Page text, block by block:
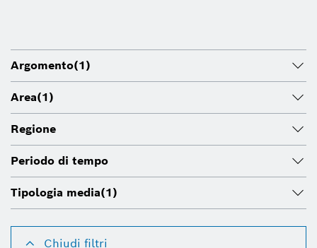
Argomento(1)
Area(1)
Regione
Periodo di tempo
Tipologia media(1)
Chiudi filtri